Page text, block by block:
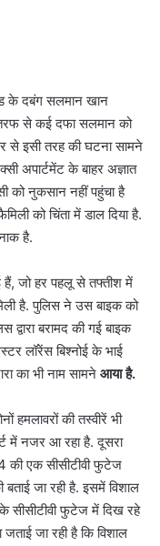
के दबंग सलमान खान
से कई दफा सलमान को
से इसी तरह की घटना सामने
अपार्टमेंट के बाहर अज्ञात
को नुकसान नहीं पहुंचा है
को चिंता में डाल दिया है.
है.
हैं, जो हर पहलू से तफ्तीश में
है. पुलिस ने उस बाइक को
बरामद की गई बाइक
लॉरेंस बिश्नोई के भाई
का भी नाम सामने आया है.
हमलावरों की तस्वीरें भी
में नजर आ रहा है. दूसरा
की एक सीसीटीवी फुटेज
जा रही है. इसमें विशाल
सीसीटीवी फुटेज में दिख रहे
जा रही है कि विशाल